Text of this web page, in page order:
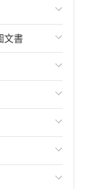
小說
文書